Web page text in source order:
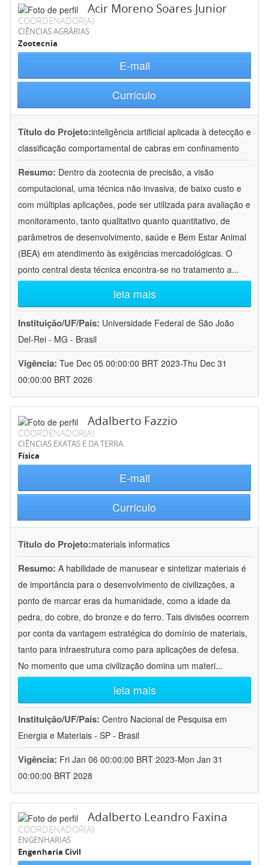
Acir Moreno Soares Junior
COORDENADOR(A)
CIÊNCIAS AGRÁRIAS
Zootecnia
E-mail
Currículo
Título do Projeto:inteligência artificial aplicada à detecção e
classificação comportamental de cabras em confinamento
Resumo: Dentro da zootecnia de precisão, a visão
computacional, uma técnica não invasiva, de baixo custo e
com múltiplas aplicações, pode ser utilizada para avaliação e
monitoramento, tanto qualitativo quanto quantitativo, de
parâmetros de desenvolvimento, saúde e Bem Estar Animal
(BEA) em atendimento às exigências mercadológicas. O
ponto central desta técnica encontra-se no tratamento a...
leia mais
Instituição/UF/País: Universidade Federal de São João
Del-Rei - MG - Brasil
Vigência: Tue Dec 05 00:00:00 BRT 2023-Thu Dec 31
00:00:00 BRT 2026
Adalberto Fazzio
COORDENADOR(A)
CIÊNCIAS EXATAS E DA TERRA
Física
E-mail
Currículo
Título do Projeto:materials informatics
Resumo: A habilidade de manusear e sintetizar materiais é
de importância para o desenvolvimento de civilizações, a
ponto de marcar eras da humanidade, como a idade da
pedra, do cobre, do bronze e do ferro. Tais divisões ocorrem
por conta da vantagem estratégica do domínio de materiais,
tanto para infraestrutura como para aplicações de defesa.
No momento que uma civilização domina um materi...
leia mais
Instituição/UF/País: Centro Nacional de Pesquisa em
Energia e Materiais - SP - Brasil
Vigência: Fri Jan 06 00:00:00 BRT 2023-Mon Jan 31
00:00:00 BRT 2028
Adalberto Leandro Faxina
COORDENADOR(A)
ENGENHARIAS
Engenharia Civil